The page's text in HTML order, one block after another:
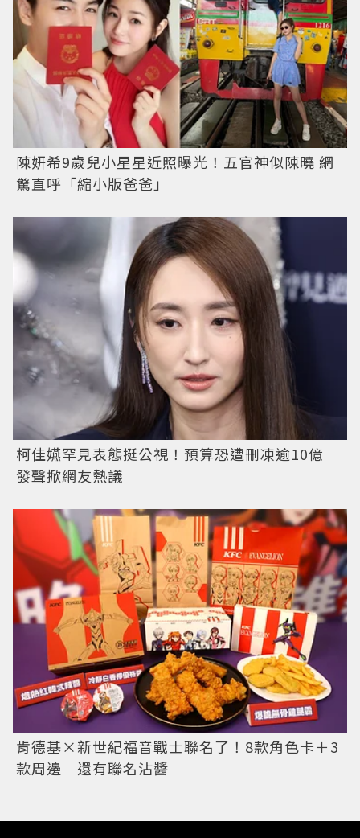
陳妍希9歲兒小星星近照曝光！五官神似陳曉 網
驚直呼「縮小版爸爸」
柯佳嬿罕見表態挺公視！預算恐遭刪凍逾10億
發聲掀網友熱議
肯德基×新世紀福音戰士聯名了！8款角色卡＋3
款周邊 還有聯名沾醬